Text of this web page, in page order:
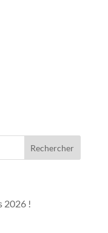
2026 !